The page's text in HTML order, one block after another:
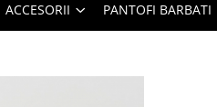
ACCESORII PANTOFI BARBATI